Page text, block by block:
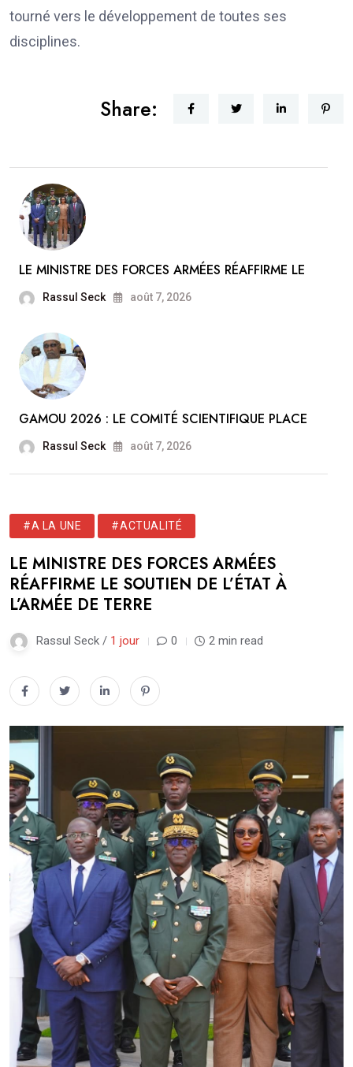
tourné vers le développement de toutes ses
disciplines.
Share:
LE MINISTRE DES FORCES ARMÉES RÉAFFIRME LE
Rassul Seck août 7, 2026
GAMOU 2026 : LE COMITÉ SCIENTIFIQUE PLACE
Rassul Seck août 7, 2026
#A LA UNE #ACTUALITÉ
LE MINISTRE DES FORCES ARMÉES
RÉAFFIRME LE SOUTIEN DE L’ÉTAT À
L’ARMÉE DE TERRE
Rassul Seck / 1 jour 0 2 min read